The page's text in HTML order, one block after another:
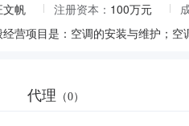
文帆 注册资本： 100万元
代理 （0）